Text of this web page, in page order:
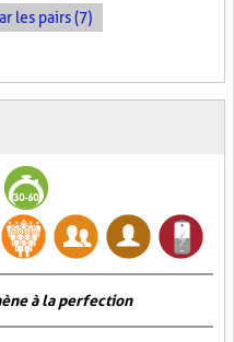
les pairs (7)
à la perfection